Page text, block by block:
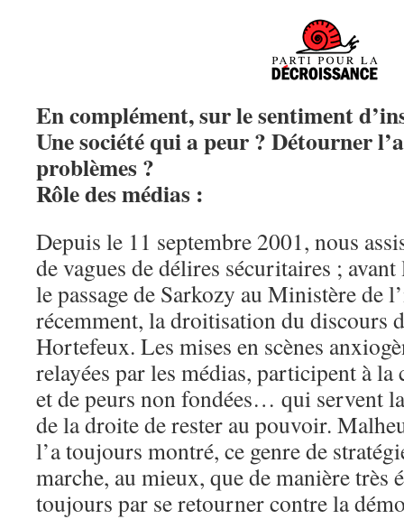
En complément, sur le sentiment
Une société qui a peur ? Détourner
problèmes ?
Rôle des médias :
Depuis le 11 septembre 2001, nous
de vagues de délires sécuritaires ;
le passage de Sarkozy au Ministère de
récemment, la droitisation du discours
Hortefeux. Les mises en scènes
relayées par les médias, participent à la
et de peurs non fondées… qui servent
de la droite de rester au pouvoir.
l’a toujours montré, ce genre de
marche, au mieux, que de manière très
toujours par se retourner contre la